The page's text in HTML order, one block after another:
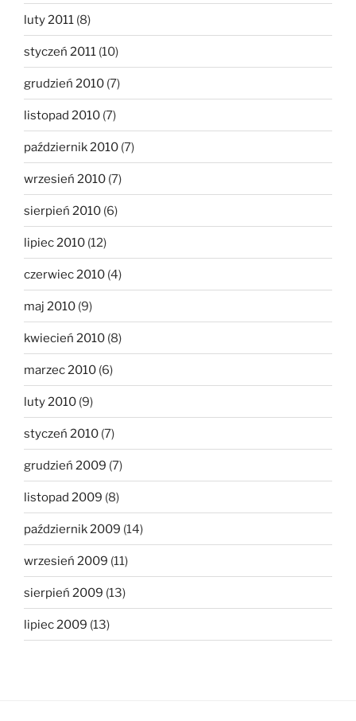
luty 2011 (8)
styczeń 2011 (10)
grudzień 2010 (7)
listopad 2010 (7)
październik 2010 (7)
wrzesień 2010 (7)
sierpień 2010 (6)
lipiec 2010 (12)
czerwiec 2010 (4)
maj 2010 (9)
kwiecień 2010 (8)
marzec 2010 (6)
luty 2010 (9)
styczeń 2010 (7)
grudzień 2009 (7)
listopad 2009 (8)
październik 2009 (14)
wrzesień 2009 (11)
sierpień 2009 (13)
lipiec 2009 (13)